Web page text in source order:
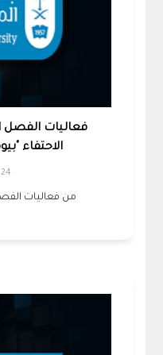
الاحتفاء
24 أبريل 2025
من فعاليات الفصل